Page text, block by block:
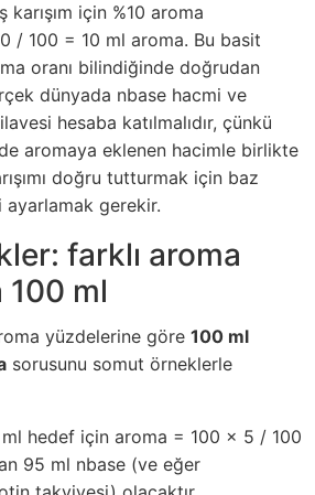
için %10 aroma
/ 100 = 10 ml aroma. Bu basit
oranı bilindiğinde doğrudan
dünyada nbase hacmi ve
hesaba katılmalıdır, çünkü
aromaya eklenen hacimle birlikte
doğru tutturmak için baz
ayarlamak gerekir.
farklı aroma
100 ml
yüzdelerine göre 100 ml
sorusunu somut örneklerle
ml hedef için aroma = 100 x 5 / 100
95 ml nbase (ve eğer